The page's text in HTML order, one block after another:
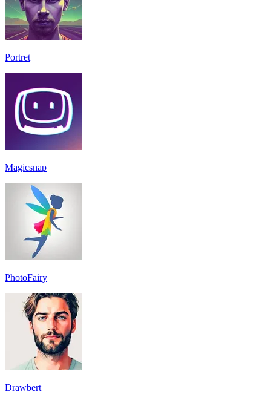
Portret
Magicsnap
PhotoFairy
Drawbert